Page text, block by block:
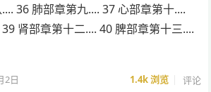
36 肺部章第九.... 37 心部章第十....
肾部章第十二.... 40 脾部章第十三....
2日 1.4k浏览 评论